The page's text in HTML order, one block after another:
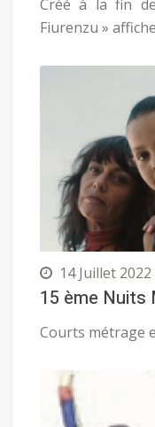
Créé à la fin
Fiurenzu »
14 Juillet 2022
15 ème Nuits
Courts métrage